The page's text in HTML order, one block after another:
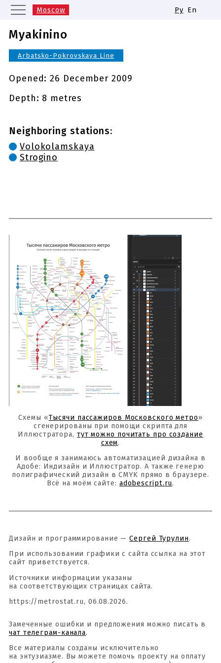
Moscow
Kazan
Novosibirsk
Samara
Same names of metro stations
Ру En
Myakinino
Arbatsko-Pokrovskaya Line
Opened:26 December 2009
Depth: 8 metres
Neighboring stations:
Volokolamskaya
Strogino
Схемы «Тысячи пассажиров Московского метро»
сгенерированы при помощи скрипта для
Иллюстратора, тут можно почитать про создание
схем.
И вообще я занимаюсь автоматизацией дизайна в
Адобе: Индизайн и Иллюстратор. А также генерю
полиграфический дизайн в CMYK прямо в браузере.
Всё на моём сайте: adobescript.ru.
Дизайн и программирование —Сергей Турулин.
При использовании графики с сайта ссылка на этот
сайт приветствуется.
Источники информации указаны
на соответствующих страницах сайта.
https://metrostat.ru, 06.08.2026.
Замеченные ошибки и предложения можно писать в
чат телеграм-канала.
Все материалы созданы исключительно
на энтузиазме. Вы можете помочь проекту на оплату